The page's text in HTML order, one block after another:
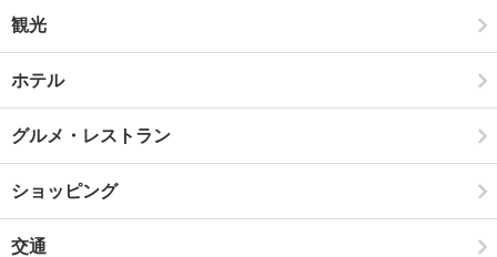
観光
ホテル
グルメ・レストラン
ショッピング
交通